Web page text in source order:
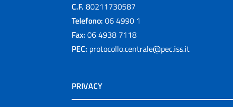
C.F. 80211730587
Telefono: 06 4990 1
Fax: 06 4938 7118
PEC: protocollo.centrale@pec.iss.it
PRIVACY